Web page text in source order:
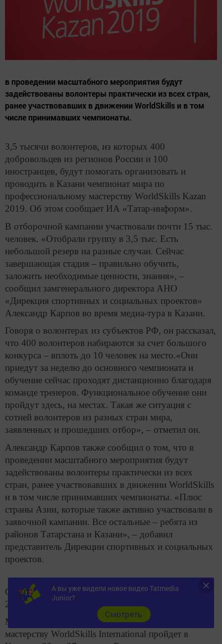
в проведении масштабного мероприятия будут
задействованы волонтеры практически из всех стран,
ранее участвовавших в движении WorldSkills и в том
числе принимавших чемпионаты.
3,5 тысячи волонтеров, из которых 400
добровольцев из регионов России и 100
иностранцев, будут помогать организовать и
проводить в Казани чемпионат мира по
профессиональному мастерству WorldSkills Kazan
2019. Об этом сообщает ИА «Татар-информ».
В отборочной кампании участвовали почти 15 тыс.
человек. «Отобрали группу в 3,5 тыс. Есть
небольшой резерв на разные случаи. Сейчас
завершающая стадия – правильно обучить,
заложить необходимые ценности, знания», –
сообщил замгенерального директора АНО
«Дирекция спортивных и социальных проектов»
Александр Карпов во время медиа-тура в Казани.
Говоря о волонтерах из субъектов РФ, он рассказал,
что 400 волонтеров набираются за счет большого
конкурса – вплоть до 10 человек на место.«Они
приедут за неделю до основного чемпионата и
обучение сейчас проходят дистанционно благодаря
команде тренеров. Функциональное обучение они
пройдут здесь, на местах. Такая же ситуация с
сотней волонтеров из разных стран мира,
заявленных и прошедших отбор», – отметил он.
Александр Карпов также сообщил о том, что в
проведении масштабного мероприятия будут
задействованы волонтеры практически из всех
стран, ранее участвовавших в движении WorldSkills
и в том числе принимавших чемпионаты. «Плюс
страны Азии, которые также активно участвовали в
заявочной кампании. Все остальные – ребята из
районов Татарстана и Казани», – добавил
представитель Дирекции спортивных и социальных
проектов.
Стоит отметить, что 75% волонтеров – девушки и
25% – парни.
Мировой чемпионат по профессиональному
мастерству WorldSkills International пройдет в
А вы уже видели новое видео Tatmedia
Junior?
Cмотреть